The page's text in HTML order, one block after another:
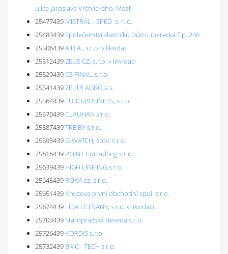
ulice Jaroslava Vrchlického, Most
25477439 MISTRAL - SPED s. r. o.
25483439Společenství vlastníků Dům Liberecká č.p. 248
25506439A.D.A., s.r.o. v likvidaci
25512439ZEUS CZ, s.r.o. v likvidaci
25529439CS FINAL, s.r.o.
25541439ZELTR AGRO a.s.
25564439 EURO-BUSINESS, s.r.o.
25570439CLAUHAN s.r.o.
25587439TREIBY s.r.o.
25593439G-WATCH, spol. s r.o.
25616439 POINT Consulting s.r.o.
25639439 HIGH LINE ING,s.r.o.
25645439 ROKA cz, s.r.o.
25651439 Krejzova první obchodní spol. s.r.o.
25674439 LÍDA LETŇANY, s.r.o. v likvidaci
25703439Staropražská Beseda s.r.o.
25726439 KORDIS s.r.o.
25732439 BMC - TECH s.r.o.